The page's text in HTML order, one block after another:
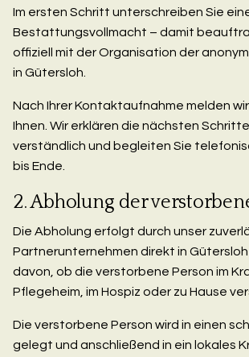
Im ersten Schritt unterschreiben Sie
Bestattungsvollmacht – damit
offiziell mit der Organisation der
in Gütersloh.
Nach Ihrer Kontaktaufnahme melden
Ihnen. Wir erklären die nächsten
verständlich und begleiten Sie
bis Ende.
2. Abholung der
Die Abholung erfolgt durch unser
Partnerunternehmen direkt in
davon, ob die verstorbene Person im
Pflegeheim, im Hospiz oder zu Hause
Die verstorbene Person wird in einen
gelegt und anschließend in ein lokales